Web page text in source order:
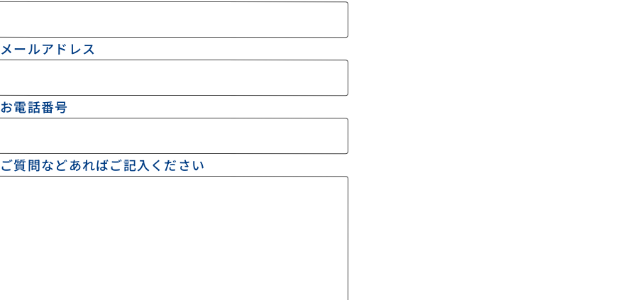
メールアドレス
お電話番号
ご質問などあればご記入ください